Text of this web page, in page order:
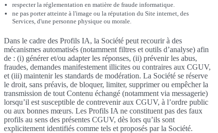
respecter la réglementation en matière de fraude informatique.
ne pas porter atteinte à l'image ou la réputation du Site internet, des
Services, d'une personne physique ou morale.
Dans le cadre des Profils IA, la Société peut recourir à des
mécanismes automatisés (notamment filtres et outils d’analyse) afin
de : (i) générer et/ou adapter les réponses, (ii) prévenir les abus,
fraudes, demandes manifestement illicites ou contraires aux CGUV,
et (iii) maintenir les standards de modération. La Société se réserve
le droit, sans préavis, de bloquer, limiter, supprimer ou empêcher la
transmission de tout Contenu échangé (notamment via messagerie)
lorsqu’il est susceptible de contrevenir aux CGUV, à l’ordre public
ou aux bonnes mœurs. Les Profils IA ne constituent pas des faux
profils au sens des présentes CGUV, dès lors qu’ils sont
explicitement identifiés comme tels et proposés par la Société.